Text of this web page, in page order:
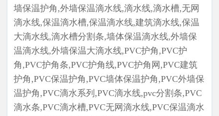
墙保温护角,外墙保温滴水线,滴水线,滴水槽,无网
滴水线,保温滴水槽,保温滴水线,建筑滴水线,保温
大滴水线,滴水槽分割条,墙体保温滴水线,外墙保
温滴水线,外墙保温大滴水线,PVC护角,PVC护
角,PVC护角条,PVC护角线,PVC护角网,PVC建筑
护角,PVC保温护角,PVC墙体保温护角,PVC外墙保
温护角,PVC滴水系列,PVC滴水线,pvc分割条,PVC
滴水条,PVC滴水槽,PVC无网滴水线,PVC保温滴水